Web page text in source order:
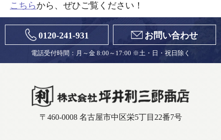
こちらから、ぜひご覧ください！
0120-241-931 お問い合わせ
電話受付時間：月～金 8:00～17:00 ※土・日・祝日除く
〒460-0008 名古屋市中区栄5丁目22番7号